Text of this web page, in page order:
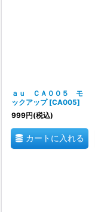
ａｕ ＣＡ００５ モ
ックアップ [CA005]
999円(税込)
カートに入れる